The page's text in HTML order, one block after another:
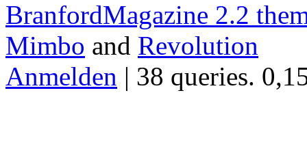
BranfordMagazine 2.2
Mimbo and Revolution
Anmelden | 38 queries.